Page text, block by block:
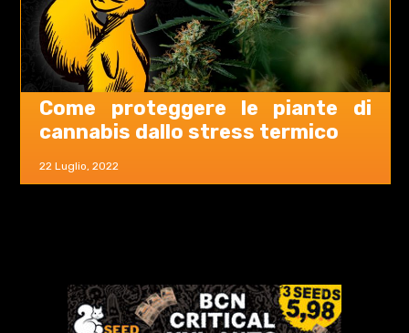
22 Luglio, 2022
Come proteggere le piante di
cannabis dallo stress termico